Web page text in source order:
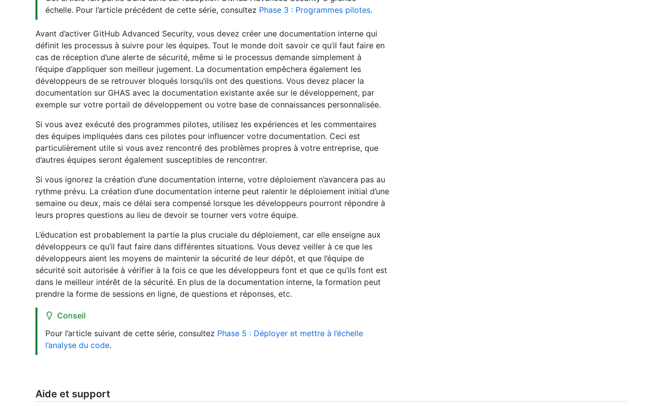
échelle. Pour l’article précédent de cette série, consultez Phase 3 : Programmes pilotes.
Avant d’activer GitHub Advanced Security, vous devez créer une documentation interne qui
définit les processus à suivre pour les équipes. Tout le monde doit savoir ce qu’il faut faire en
cas de réception d’une alerte de sécurité, même si le processus demande simplement à
l’équipe d’appliquer son meilleur jugement. La documentation empêchera également les
développeurs de se retrouver bloqués lorsqu’ils ont des questions. Vous devez placer la
documentation sur GHAS avec la documentation existante axée sur le développement, par
exemple sur votre portail de développement ou votre base de connaissances personnalisée.
Si vous avez exécuté des programmes pilotes, utilisez les expériences et les commentaires
des équipes impliquées dans ces pilotes pour influencer votre documentation. Ceci est
particulièrement utile si vous avez rencontré des problèmes propres à votre entreprise, que
d’autres équipes seront également susceptibles de rencontrer.
Si vous ignorez la création d’une documentation interne, votre déploiement n’avancera pas au
rythme prévu. La création d’une documentation interne peut ralentir le déploiement initial d’une
semaine ou deux, mais ce délai sera compensé lorsque les développeurs pourront répondre à
leurs propres questions au lieu de devoir se tourner vers votre équipe.
L’éducation est probablement la partie la plus cruciale du déploiement, car elle enseigne aux
développeurs ce qu’il faut faire dans différentes situations. Vous devez veiller à ce que les
développeurs aient les moyens de maintenir la sécurité de leur dépôt, et que l’équipe de
sécurité soit autorisée à vérifier à la fois ce que les développeurs font et que ce qu’ils font est
dans le meilleur intérêt de la sécurité. En plus de la documentation interne, la formation peut
prendre la forme de sessions en ligne, de questions et réponses, etc.
Conseil
Pour l’article suivant de cette série, consultez Phase 5 : Déployer et mettre à l’échelle
l’analyse du code.
Aide et support